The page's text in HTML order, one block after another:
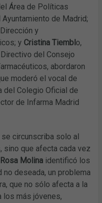
Área de Políticas
de Madrid;
y
y Cristina Tiemblo,
del Consejo
abordaron
moderó el vocal de
del Colegio Oficial de
de Infarma Madrid
circunscriba solo al
sino que afecta cada vez
Rosa Molina identificó los
deseada, un problema
que no sólo afecta a la
los más jóvenes,